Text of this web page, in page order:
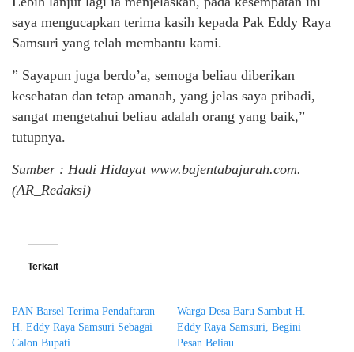
saya mengucapkan terima kasih kepada Pak Eddy Raya
Samsuri yang telah membantu kami.
” Sayapun juga berdo’a, semoga beliau diberikan
kesehatan dan tetap amanah, yang jelas saya pribadi,
sangat mengetahui beliau adalah orang yang baik,”
tutupnya.
Sumber : Hadi Hidayat www.bajentabajurah.com.
(AR_Redaksi)
Terkait
PAN Barsel Terima Pendaftaran
H. Eddy Raya Samsuri Sebagai
Calon Bupati
Warga Desa Baru Sambut H.
Eddy Raya Samsuri, Begini
Pesan Beliau